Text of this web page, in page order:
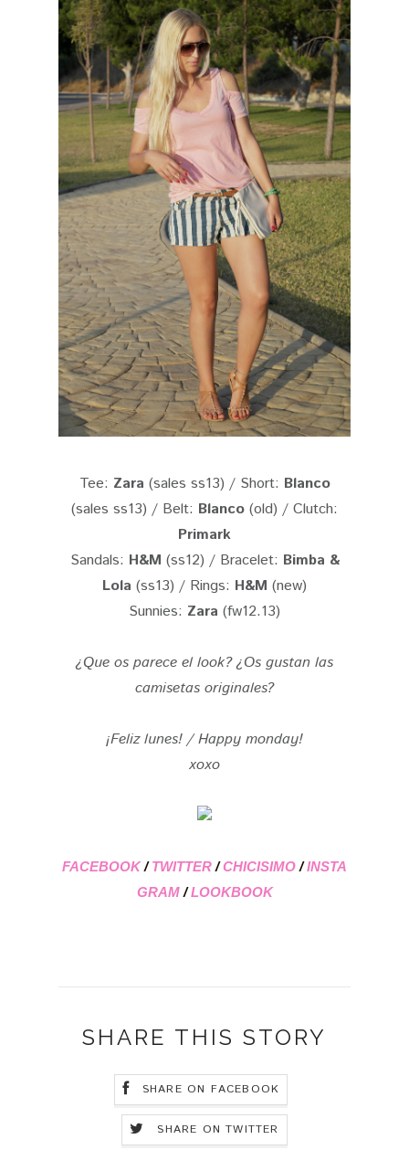
Tee: Zara (sales ss13) / Short: Blanco
(sales ss13) / Belt: Blanco (old) / Clutch:
Primark
Sandals: H&M (ss12) / Bracelet: Bimba &
Lola (ss13) / Rings: H&M (new)
Sunnies: Zara (fw12.13)
¿Que os parece el look? ¿Os gustan las
camisetas originales?
¡Feliz lunes! / Happy monday!
xoxo
FACEBOOK/TWITTER /CHICISIMO /INSTA
GRAM/LOOKBOOK
SHARE THIS STORY
SHARE ON FACEBOOK
SHARE ON TWITTER